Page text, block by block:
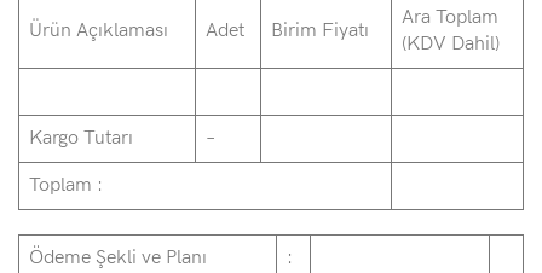
Ürün Açıklaması Adet Birim Fiyatı
Ara Toplam
(KDV Dahil)
Kargo Tutarı –
Toplam :
Ödeme Şekli ve Planı :